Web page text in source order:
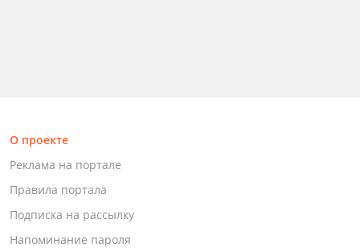
О проекте
Реклама на портале
Правила портала
Подписка на рассылку
Напоминание пароля